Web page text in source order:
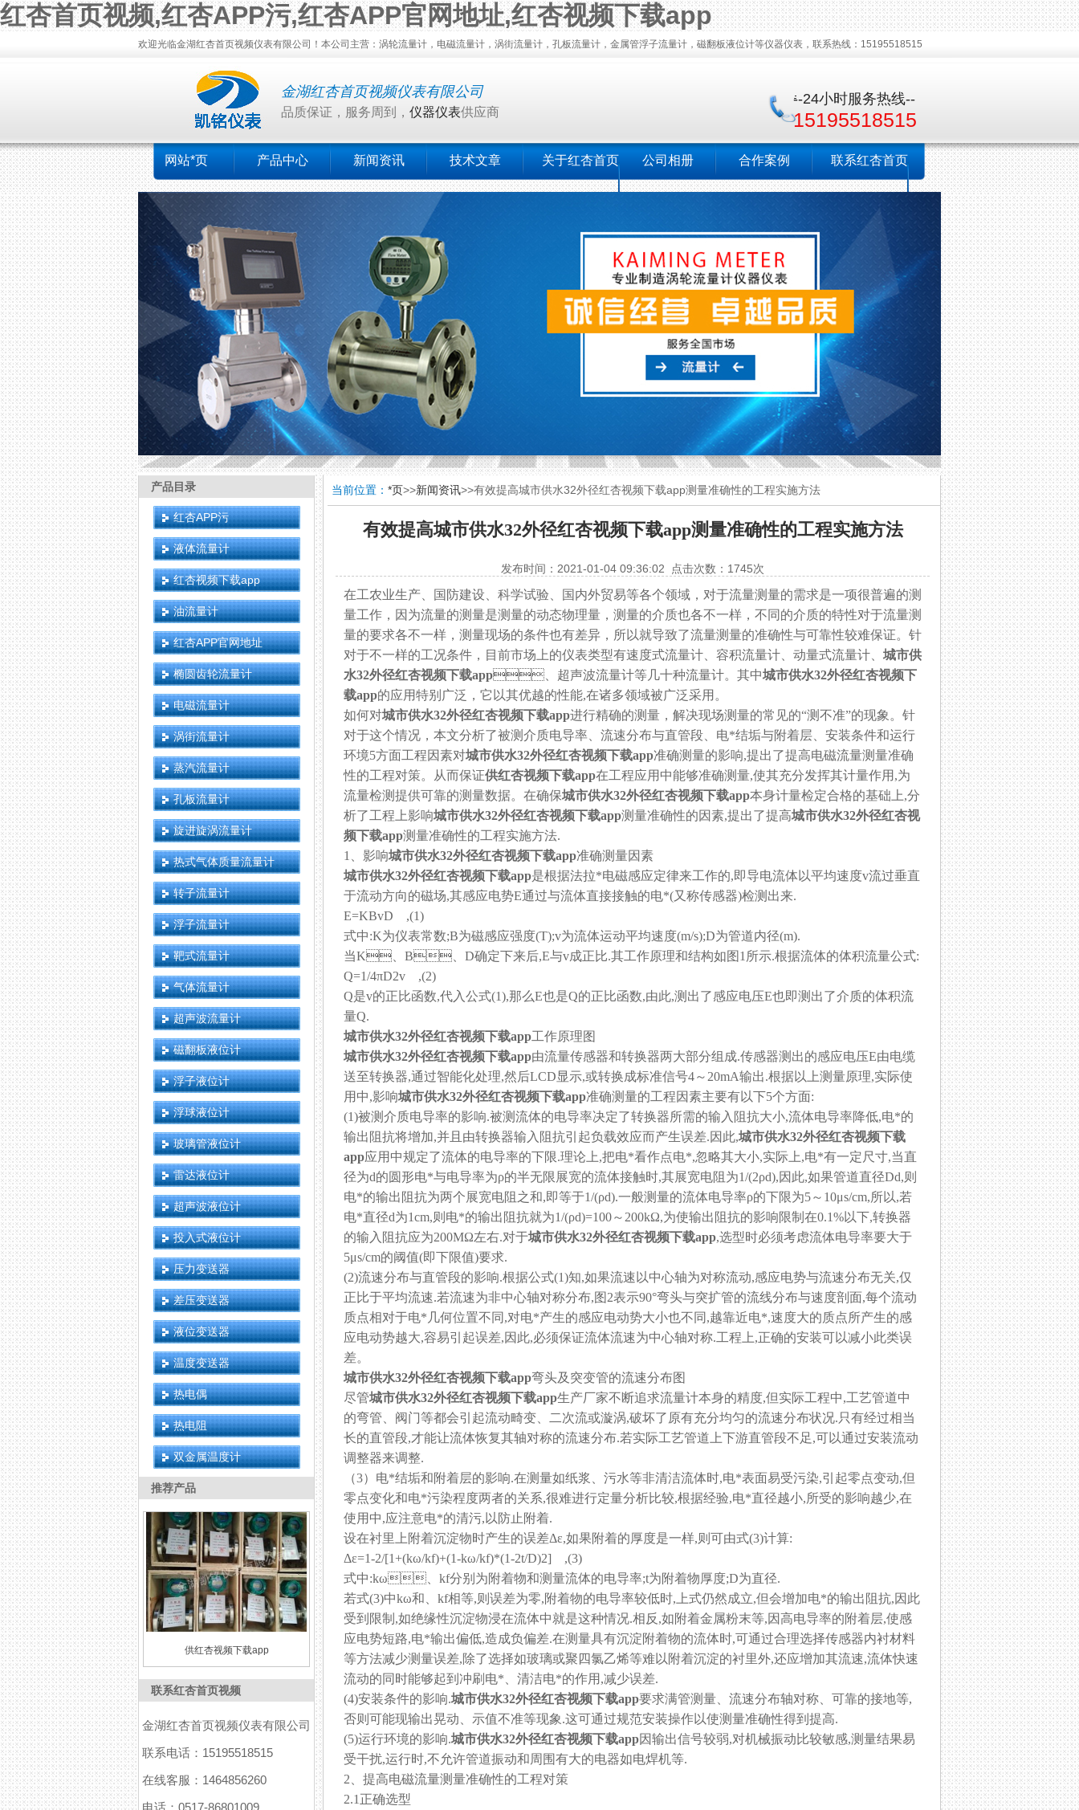
红杏首页视频,红杏APP污,红杏APP官网地址,红杏视频下载app
欢迎光临金湖红杏首页视频仪表有限公司！本公司主营：涡轮流量计，电磁流量计，涡街流量计，孔板流量计，金属管浮子流量计，磁翻板液位计等仪器仪表，联系热线：15195518515
金湖红杏首页视频仪表有限公司
品质保证，服务周到， 仪器仪表供应商
--24小时服务热线--
15195518515
网站*页 产品中心 新闻资讯 技术文章 关于红杏首页 公司相册 合作案例 联系红杏首页
产品目录
红杏APP污
液体流量计
红杏视频下载app
油流量计
红杏APP官网地址
椭圆齿轮流量计
电磁流量计
涡街流量计
蒸汽流量计
孔板流量计
旋进旋涡流量计
热式气体质量流量计
转子流量计
浮子流量计
靶式流量计
气体流量计
超声波流量计
磁翻板液位计
浮子液位计
浮球液位计
玻璃管液位计
雷达液位计
超声波液位计
投入式液位计
压力变送器
差压变送器
液位变送器
温度变送器
热电偶
热电阻
双金属温度计
推荐产品
供红杏视频下载app
联系红杏首页视频
金湖红杏首页视频仪表有限公司
联系电话：15195518515
在线客服：1464856260
电话：0517-86801009
当前位置： *页>>新闻资讯>>有效提高城市供水32外径红杏视频下载app测量准确性的工程实施方法
有效提高城市供水32外径红杏视频下载app测量准确性的工程实施方法
发布时间：2021-01-04 09:36:02 点击次数：1745次
在工农业生产、国防建设、科学试验、国内外贸易等各个领域，对于流量测量的需求是一项很普遍的测
量工作，因为流量的测量是测量的动态物理量，测量的介质也各不一样，不同的介质的特性对于流量测
量的要求各不一样，测量现场的条件也有差异，所以就导致了流量测量的准确性与可靠性较难保证。针
对于不一样的工况条件，目前市场上的仪表类型有速度式流量计、容积流量计、动量式流量计、 城市供
水32外径红杏视频下载app、超声波流量计等几十种流量计。其中城市供水32外径红杏视频下
载app的应用特别广泛，它以其优越的性能,在诸多领域被广泛采用。
如何对城市供水32外径红杏视频下载app进行精确的测量，解决现场测量的常见的“测不准”的现象。针
对于这个情况，本文分析了被测介质电导率、流速分布与直管段、电*结垢与附着层、安装条件和运行
环境5方面工程因素对城市供水32外径红杏视频下载app准确测量的影响,提出了提高电磁流量测量准确
性的工程对策。从而保证供红杏视频下载app在工程应用中能够准确测量,使其充分发挥其计量作用,为
流量检测提供可靠的测量数据。在确保城市供水32外径红杏视频下载app本身计量检定合格的基础上,分
析了工程上影响城市供水32外径红杏视频下载app测量准确性的因素,提出了提高城市供水32外径红杏视
频下载app测量准确性的工程实施方法.
1、影响城市供水32外径红杏视频下载app准确测量因素
城市供水32外径红杏视频下载app是根据法拉*电磁感应定律来工作的,即导电流体以平均速度v流过垂直
于流动方向的磁场,其感应电势E通过与流体直接接触的电*(又称传感器)检测出来.
E=KBvD ,(1)
式中:K为仪表常数;B为磁感应强度(T);v为流体运动平均速度(m/s);D为管道内径(m).
当K、B、D确定下来后,E与v成正比.其工作原理和结构如图1所示.根据流体的体积流量公式:
Q=1/4πD2v ,(2)
Q是v的正比函数,代入公式(1),那么E也是Q的正比函数,由此,测出了感应电压E也即测出了介质的体积流
量Q.
城市供水32外径红杏视频下载app工作原理图
城市供水32外径红杏视频下载app由流量传感器和转换器两大部分组成.传感器测出的感应电压E由电缆
送至转换器,通过智能化处理,然后LCD显示,或转换成标准信号4～20mA输出.根据以上测量原理,实际使
用中,影响城市供水32外径红杏视频下载app准确测量的工程因素主要有以下5个方面:
(1)被测介质电导率的影响.被测流体的电导率决定了转换器所需的输入阻抗大小,流体电导率降低,电*的
输出阻抗将增加,并且由转换器输入阻抗引起负载效应而产生误差.因此,城市供水32外径红杏视频下载
app应用中规定了流体的电导率的下限.理论上,把电*看作点电*,忽略其大小,实际上,电*有一定尺寸,当直
径为d的圆形电*与电导率为ρ的半无限展宽的流体接触时,其展宽电阻为1/(2ρd),因此,如果管道直径Dd,则
电*的输出阻抗为两个展宽电阻之和,即等于1/(ρd).一般测量的流体电导率ρ的下限为5～10μs/cm,所以,若
电*直径d为1cm,则电*的输出阻抗就为1/(ρd)=100～200kΩ,为使输出阻抗的影响限制在0.1%以下,转换器
的输入阻抗应为200MΩ左右.对于城市供水32外径红杏视频下载app,选型时必须考虑流体电导率要大于
5μs/cm的阈值(即下限值)要求.
(2)流速分布与直管段的影响.根据公式(1)知,如果流速以中心轴为对称流动,感应电势与流速分布无关,仅
正比于平均流速.若流速为非中心轴对称分布,图2表示90°弯头与突扩管的流线分布与速度剖面,每个流动
质点相对于电*几何位置不同,对电*产生的感应电动势大小也不同,越靠近电*,速度大的质点所产生的感
应电动势越大,容易引起误差,因此,必须保证流体流速为中心轴对称.工程上,正确的安装可以减小此类误
差。
城市供水32外径红杏视频下载app弯头及突变管的流速分布图
尽管城市供水32外径红杏视频下载app生产厂家不断追求流量计本身的精度,但实际工程中,工艺管道中
的弯管、阀门等都会引起流动畸变、二次流或漩涡,破坏了原有充分均匀的流速分布状况.只有经过相当
长的直管段,才能让流体恢复其轴对称的流速分布.若实际工艺管道上下游直管段不足,可以通过安装流动
调整器来调整.
（3）电*结垢和附着层的影响.在测量如纸浆、污水等非清洁流体时,电*表面易受污染,引起零点变动,但
零点变化和电*污染程度两者的关系,很难进行定量分析比较,根据经验,电*直径越小,所受的影响越少,在
使用中,应注意电*的清污,以防止附着.
设在衬里上附着沉淀物时产生的误差Δε,如果附着的厚度是一样,则可由式(3)计算:
Δε=1-2/[1+(kω/kf)+(1-kω/kf)*(1-2t/D)2] ,(3)
式中:kω、kf分别为附着物和测量流体的电导率;t为附着物厚度;D为直径.
若式(3)中kω和、kf相等,则误差为零,附着物的电导率较低时,上式仍然成立,但会增加电*的输出阻抗,因此
受到限制,如绝缘性沉淀物浸在流体中就是这种情况.相反,如附着金属粉末等,因高电导率的附着层,使感
应电势短路,电*输出偏低,造成负偏差.在测量具有沉淀附着物的流体时,可通过合理选择传感器内衬材料
等方法减少测量误差,除了选择如玻璃或聚四氯乙烯等难以附着沉淀的衬里外,还应增加其流速,流体快速
流动的同时能够起到冲刷电*、清洁电*的作用,减少误差.
(4)安装条件的影响.城市供水32外径红杏视频下载app要求满管测量、流速分布轴对称、可靠的接地等,
否则可能现输出晃动、示值不准等现象.这可通过规范安装操作以使测量准确性得到提高.
(5)运行环境的影响.城市供水32外径红杏视频下载app因输出信号较弱,对机械振动比较敏感,测量结果易
受干扰,运行时,不允许管道振动和周围有大的电器如电焊机等.
2、提高电磁流量测量准确性的工程对策
2.1正确选型